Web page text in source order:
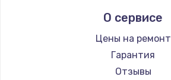
Beelink
CHUWI
О сервисе
Цены на ремонт
Гарантия
Отзывы